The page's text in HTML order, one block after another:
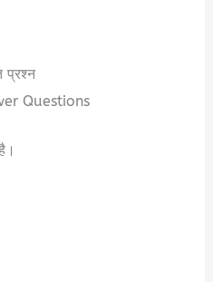
प्रश्न
Questions